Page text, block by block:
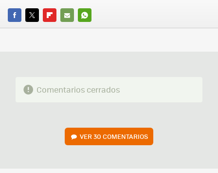
FACEBOOK
TWITTERFLIPBOARD
E-
WHATSAPP
Comentarios cerrados
VER30 COMENTARIOS